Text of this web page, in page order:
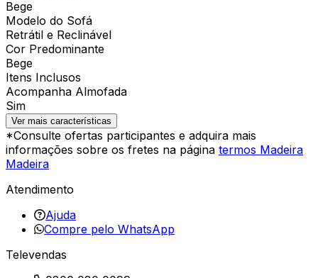
Bege
Modelo do Sofá
Retrátil e Reclinável
Cor Predominante
Bege
Itens Inclusos
Acompanha Almofada
Sim
Ver mais características
*Consulte ofertas participantes e adquira mais
informações sobre os fretes na página termos Madeira
Madeira
Atendimento
Ajuda
Compre pelo WhatsApp
Televendas